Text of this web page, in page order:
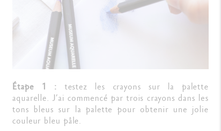
Étape 1 : testez les crayons sur la palette
aquarelle. J’ai commencé par trois crayons dans les
tons bleus sur la palette pour obtenir une jolie
couleur bleu pâle.